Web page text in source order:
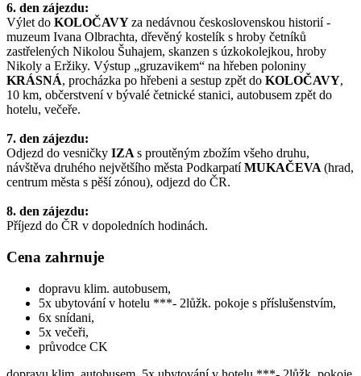
6. den zájezdu:
Výlet do KOLOČAVYza nedávnou československou historií -
muzeum Ivana Olbrachta, dřevěný kostelík s hroby četníků
zastřelených Nikolou Šuhajem, skanzen s úzkokolejkou, hroby
Nikoly a Eržiky. Výstup „gruzavikem“ na hřeben poloniny
KRÁSNÁ, procházka po hřebeni a sestup zpět do KOLOČAVY,
10 km, občerstvení v bývalé četnické stanici, autobusem zpět do
hotelu, večeře.
7. den zájezdu:
Odjezd do vesničky IZA s proutěným zbožím všeho druhu,
návštěva druhého největšího města PodkarpatíMUKAČEVA (hrad,
centrum města s pěší zónou), odjezd do ČR.
8. den zájezdu:
Příjezd do ČR v dopoledních hodinách.
Cena zahrnuje
dopravu klim. autobusem,
5x ubytování v hotelu ***- 2lůžk. pokoje s příslušenstvím,
6x snídani,
5x večeři,
průvodce CK